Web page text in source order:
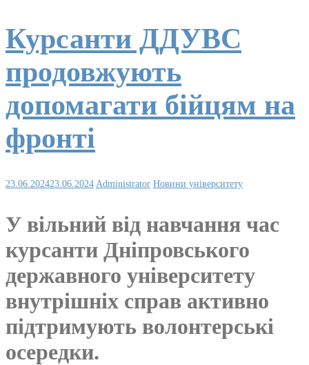
Курсанти ДДУВС
продовжують
допомагати бійцям на
фронті
23.06.202423.06.2024 Administrator Новини університету
У вільний від навчання час
курсанти Дніпровського
державного університету
внутрішніх справ активно
підтримують волонтерські
осередки.